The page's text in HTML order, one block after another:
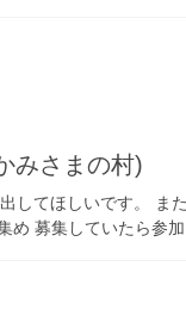
みさまの村)
してほしいです。 ま
め 募集していたら参